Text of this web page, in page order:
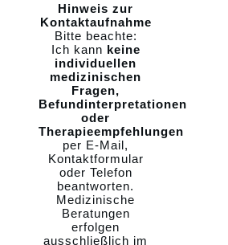
Hinweis zur
Kontaktaufnahme
Bitte beachte:
Ich kann keine
individuellen
medizinischen
Fragen,
Befundinterpretationen
oder
Therapieempfehlungen
per E-Mail,
Kontaktformular
oder Telefon
beantworten.
Medizinische
Beratungen
erfolgen
ausschließlich im